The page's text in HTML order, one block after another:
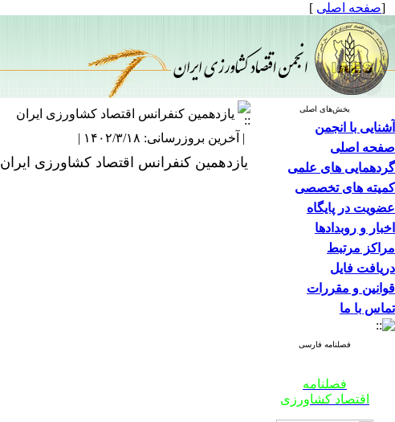
[صفحه اصلی ]
بخش‌های اصلی
آشنایی با انجمن
صفحه اصلی
گردهمایی های علمی
کمیته های تخصصی
عضویت در پایگاه
اخبار و روبدادها
مراکز مرتبط
دریافت فایل
قوانین و مقررات
تماس با ما
فصلنامه فارسی
فصلنامه
اقتصاد کشاورزی
یازدهمین کنفرانس اقتصاد کشاورزی ایران
| آخرین بروزرسانی: ۱۴۰۲/۳/۱۸ |
یازدهمین کنفرانس اقتصاد کشاورزی ایران ۱۸ و ۱۹ اردیبهشت به میزبانی گروه اقتصاد کشاورزی دانشگاه تهران برگزار شد.